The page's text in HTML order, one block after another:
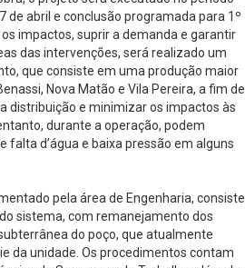
de abril e conclusão programada para 1º
impactos, suprir a demanda e garantir
das intervenções, será realizado um
que consiste em uma produção maior
Nova Matão e Vila Pereira, a fim de
distribuição e minimizar os impactos às
durante a operação, podem
falta d’água e baixa pressão em alguns
pela área de Engenharia, consiste
sistema, com remanejamento dos
do poço, que atualmente
da unidade. Os procedimentos contam